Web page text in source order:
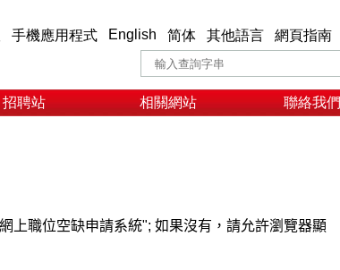
手機應用程式 English 简体 其他語言 網頁指南
招聘站 相關網站 聯絡我們